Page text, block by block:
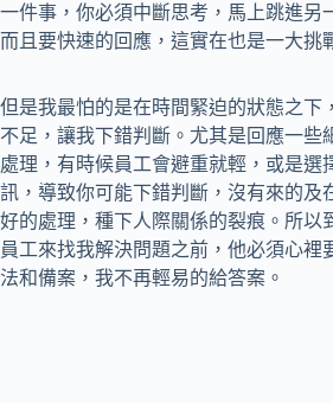
一件事，你必須中斷思考，馬上跳進另
而且要快速的回應，這實在也是一大挑
但是我最怕的是在時間緊迫的狀態之下
不足，讓我下錯判斷。尤其是回應一些
處理，有時候員工會避重就輕，或是選
訊，導致你可能下錯判斷，沒有來的及
好的處理，種下人際關係的裂痕。所以
員工來找我解決問題之前，他必須心裡
法和備案，我不再輕易的給答案。